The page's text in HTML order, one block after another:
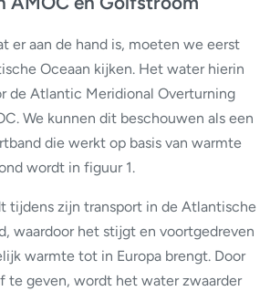
er aan de hand is, moeten we eerst
Oceaan kijken. Het water hierin
de Atlantic Meridional Overturning
We kunnen dit beschouwen als een
die werkt op basis van warmte
wordt in figuur 1.
tijdens zijn transport in de Atlantische
waardoor het stijgt en voortgedreven
warmte tot in Europa brengt. Door
te geven, wordt het water zwaarder